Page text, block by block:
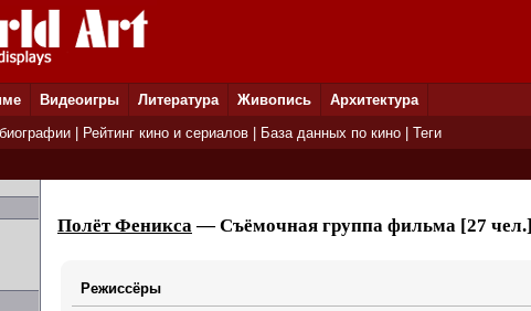
Видеоигры Литература Живопись Архитектура
Рейтинг кино и сериалов База данных по кино
Теги
Полёт Феникса— Съёмочная группа фильма [27 чел.]
Режиссёры